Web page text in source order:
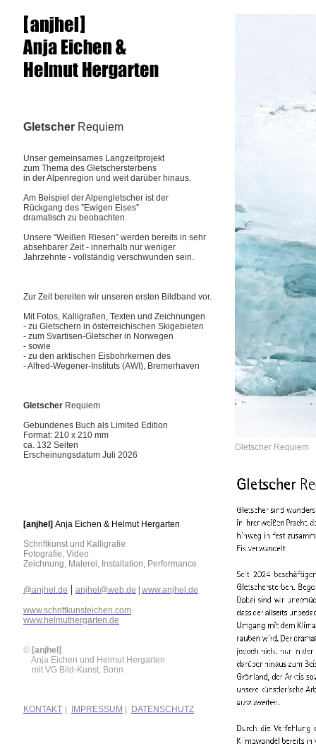
Gletscher Requiem
Unser gemeinsames Langzeitprojekt
zum Thema des Gletschersterbens
in der Alpenregion und weit darüber hinaus.
Am Beispiel der Alpengletscher ist der
Rückgang des ”Ewigen Eises”
dramatisch zu beobachten.
Unsere “Weißen Riesen” werden bereits in sehr
absehbarer Zeit - innerhalb nur weniger
Jahrzehnte - vollständig verschwunden sein.
Zur Zeit bereiten wir unseren ersten Bildband vor.
Mit Fotos, Kalligrafien, Texten und Zeichnungen
- zu Gletschern in österreichischen Skigebieten
- zum Svartisen-Gletscher in Norwegen
- sowie
- zu den arktischen Eisbohrkernen des
- Alfred-Wegener-Instituts (AWI), Bremerhaven
Gletscher Requiem
Gebundenes Buch als Limited Edition
Format: 210 x 210 mm
ca. 132 Seiten
Erscheinungsdatum Juli 2026
[anjhel] Anja Eichen & Helmut Hergarten
Schriftkunst und Kalligrafie
Fotografie, Video
Zeichnung, Malerei, Installation, Performance
@anjhel.de | anjhel@web.de www.anjhel.de
www.schriftkunsteichen.com
www.helmuthergarten.de
© [anjhel]
Anja Eichen und Helmut Hergarten
mit VG Bild-Kunst, Bonn
KONTAKT IMPRESSUM DATENSCHUTZ
Gletscher Requiem